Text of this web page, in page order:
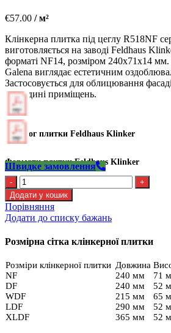
€57.00 / м²
Клінкерна плитка під цеглу R518NF
виготовляється на заводі Feldhaus
форматі NF14, розміром 240х71х14
Galena виглядає естетичним
Застосовується для облицювання
усередині приміщень.
Каталог плитки Feldhaus Klinker
Формати плитки Feldhaus Klinker
Швидке замовлення
Kлінкерна
плитка
Feldhaus
R
518
NF14
кількість
Додати у кошик
Порівняння
Додати до списку бажань
Розмірна сітка клінкерної плитки
Розміри клінкерної плитки Довжина
NF
240 мм 71
DF
240 мм 52
WDF
215 мм 65
LDF
290 мм 52
XLDF
365 мм 52